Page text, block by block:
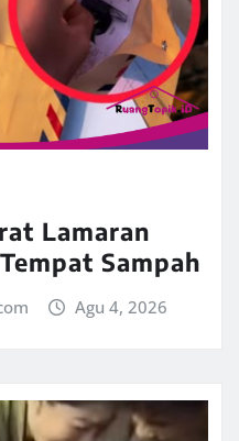
Lamaran
Sampah
Agu 4, 2026